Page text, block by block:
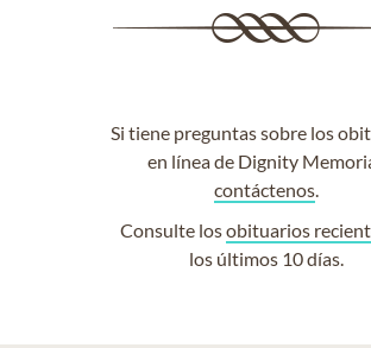
Si tiene preguntas sobre los
en línea de Dignity
contáctenos.
Consulte losobituarios
los últimos 10 días.